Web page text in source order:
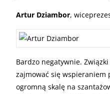
Artur Dziambor,
Bardzo negatywnie.
zajmować się wspieraniem
ogromną skalę na